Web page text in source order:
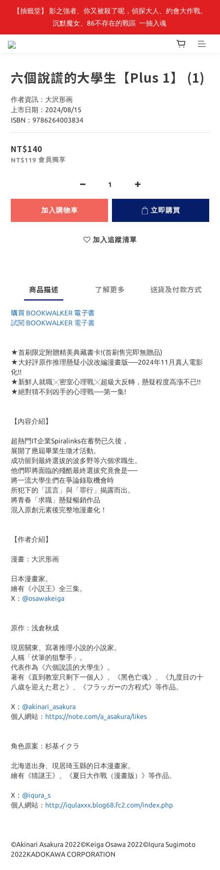
最新開賣🔥「全知讀者視角」 周邊商品
【抽籤堂】 影之強者、你又被殺了呢，偵探大人、約會大作戰、
沉默魔女、86不存在的戰區  一抽入魂
六個說謊的大學生【Plus 1】 (1)
作者資訊：大沢形画
上市日期：2024/08/15
ISBN：9786264003834
NT$140
NT$119 會員獨享
加入購物車 立即購買
加入追蹤清單
商品描述 了解更多 送貨及付款方式
購買 BOOKWALKER 電子書
試閱 BOOKWALKER 電子書
★首刷限定附贈精美典藏書卡!(首刷售完即無贈品)
★大好評原作推理懸疑小說改編漫畫版──2024年11月真人電影
化!!
★新鮮人就職╳密室心理戰╳超級大反轉，懸疑程度高漲不已!!
★絕對猜不到凶手的心理戰──第一集!
【內容介紹】
超熱門IT企業Spiralinks在蓄勢已久後，
展開了應屆畢業生徵才活動。
成功留到最終選拔的波多野等六個求職生。
他們即將面臨的殘酷最終選拔究竟會是──
將一流大學生們在爭論錄取機會時
所犯下的「謊言」與「罪行」揭露而出。
將青春「求職」懸疑暢銷作品
混入原創元素後完整地漫畫化！
【作者介紹】
漫畫：大沢形画
日本漫畫家。
繪有《小説王》全三集。
X： @osawakeiga
原作：浅倉秋成
現居關東、寫著推理小說的小說家。
人稱「伏筆的狙擊手」。
代表作為《六個說謊的大學生》。
著有《直到教室只剩下一個人》、《黑色亡魂》、《九度目の十
八歳を迎えた君と》、《フラッガーの方程式》等作品。
X： @akinari_asakura
個人網站： https://note.com/a_asakura/likes
角色原案：杉基イクラ
北海道出身、現居琦玉縣的日本漫畫家。
繪有《猜謎王》、《夏日大作戰（漫畫版）》等作品。
X： @iqura_s
個人網站： http://iqulaxxx.blog68.fc2.com/index.php
©Akinari Asakura 2022©Keiga Osawa 2022©Iqura Sugimoto
2022KADOKAWA CORPORATION